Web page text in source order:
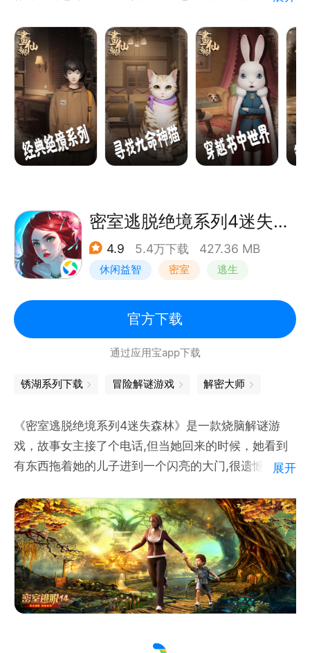
是只是我们的大脑虚构出的一场幻境？
【故事剧情】
少年明天在姐姐明月失踪后，来到了一个完全属于书的
世界
这时，一只会说话的猫从天而降，自称是书的世界的维
护者，可以带着明天找到明月
破解开一个个谜题后，能迎来故事的终结吗？
密室逃脱绝境系列4迷失森林
4.9 5.4万下载 427.36 MB
休闲益智 密室 逃生
官方下载
通过应用宝app下载
锈湖系列下载 冒险解谜游戏 解密大师
《密室逃脱绝境系列4迷失森林》是一款烧脑解谜游
戏，故事女主接了个电话,但当她回来的时候，她看到
有东西拖着她的儿子进到一个闪亮的大门,很遗憾，在
找寻到进入那个世界的方法。在认为她说的那个未曾见
过的世界是虚构之前，一切都是有可能的。想办法找出
是谁抓走了她儿子，找到他们到底要什么？森林到底隐
藏了多少秘密？
展开